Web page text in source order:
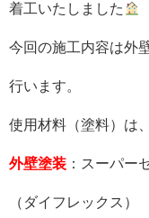
着工いたしました
今回の施工内容は外
行います。
使用材料（塗料）は、
外壁塗装 ：スーパー
（ダイフレックス）